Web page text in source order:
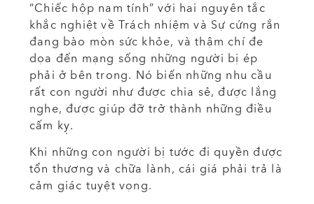
“Chiếc hộp nam tính” với hai nguyên tắc
khắc nghiệt về Trách nhiệm và Sự cứng rắn
đang bào mòn sức khỏe, và thậm chí đe
dọa đến mạng sống những người bị ép
phải ở bên trong. Nó biến những nhu cầu
rất con người như được chia sẻ, được lắng
nghe, được giúp đỡ trở thành những điều
cấm kỵ.
Khi những con người bị tước đi quyền được
tổn thương và chữa lành, cái giá phải trả là
cảm giác tuyệt vọng.